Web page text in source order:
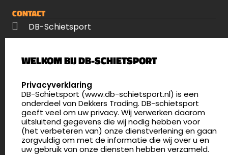
CONTACT
DB-Schietsport
5411 LX Zeeland
4.8
175 beoordelingen
info@db-schietsport.nl
Openingstijden
Dinsdag en donderdag: 13:00 - 17:00 én 18:00 - 21:00
WELKOM BIJ DB-SCHIETSPORT
SELECT LANGUAGE
Privacyverklaring
DB-Schietsport (www.db-schietsport.nl) is een
onderdeel van Dekkers Trading. DB-schietsport
geeft veel om uw privacy. Wij verwerken daarom
uitsluitend gegevens die wij nodig hebben voor
(het verbeteren van) onze dienstverlening en gaan
zorgvuldig om met de informatie die wij over u en
uw gebruik van onze diensten hebben verzameld.